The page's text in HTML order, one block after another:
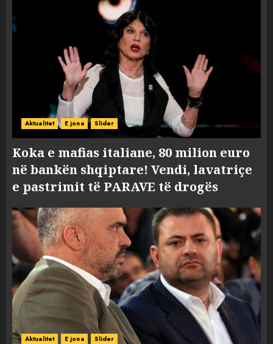
Aktualitet E jona Slider
Koka e mafias italiane, 80 milion euro
në bankën shqiptare! Vendi, lavatriçe
e pastrimit të PARAVE të drogës
Aktualitet E jona Slider